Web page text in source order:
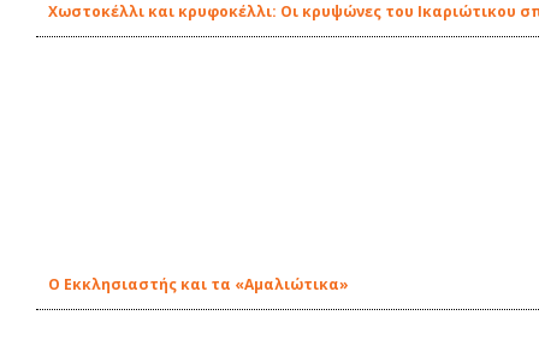
Χωστοκέλλι και κρυφοκέλλι: Οι κρυψώνες του Ικαριώτικου
O Εκκλησιαστής και τα «Αμαλιώτικα»